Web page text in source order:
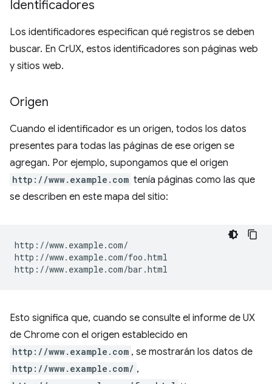
Identificadores
Los identificadores especifican qué registros se deben
buscar. En CrUX, estos identificadores son páginas web
y sitios web.
Origen
Cuando el identificador es un origen, todos los datos
presentes para todas las páginas de ese origen se
agregan. Por ejemplo, supongamos que el origen
http://www.example.com tenía páginas como las que
se describen en este mapa del sitio:
http://www.example.com/
http://www.example.com/foo.html
Esto significa que, cuando se consulte el informe de UX
de Chrome con el origen establecido en
http://www.example.com , se mostrarán los datos de
http://www.example.com/ ,